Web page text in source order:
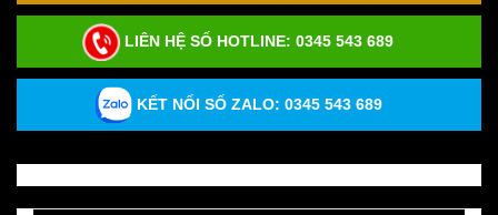
LIÊN HỆ SỐ HOTLINE: 0345 543 689
KẾT NỐI SỐ ZALO: 0345 543 689